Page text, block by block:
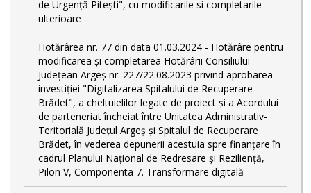
de Urgență Pitești", cu modificarile si completarile
ulterioare
Hotărârea nr. 77 din data 01.03.2024 - Hotărâre pentru
modificarea și completarea Hotărârii Consiliului
Județean Argeș nr. 227/22.08.2023 privind aprobarea
investiției "Digitalizarea Spitalului de Recuperare
Brădet", a cheltuielilor legate de proiect și a Acordului
de parteneriat încheiat între Unitatea Administrativ-
Teritorială Județul Argeș și Spitalul de Recuperare
Brădet, în vederea depunerii acestuia spre finanțare în
cadrul Planului Național de Redresare și Reziliență,
Pilon V, Componenta 7. Transformare digitală